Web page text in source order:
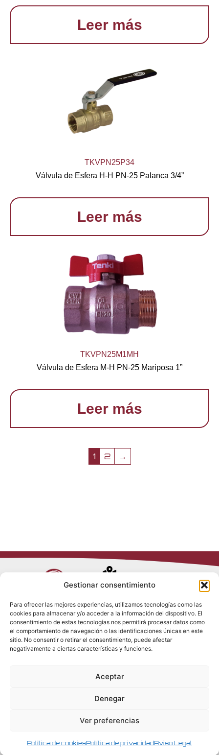
Gestionar consentimiento
Para ofrecer las mejores experiencias, utilizamos tecnologías como las
cookies para almacenar y/o acceder a la información del dispositivo. El
consentimiento de estas tecnologías nos permitirá procesar datos como
el comportamiento de navegación o las identificaciones únicas en este
sitio. No consentir o retirar el consentimiento, puede afectar
negativamente a ciertas características y funciones.
Aceptar
Denegar
Ver preferencias
Política de cookiesPolítica de privacidadAviso Legal
Leer más
Válvula de Esfera H-H PN-25 Palanca 3/4”
TKVPN25P34
Leer más
Válvula de Esfera M-H PN-25 Mariposa 1”
TKVPN25M1MH
Leer más
1 2 →
Avenida de
28017 Madrid
(España)
(+34) 910 917
info@tenki-
Política de
Privacidad
Política de
Cookies